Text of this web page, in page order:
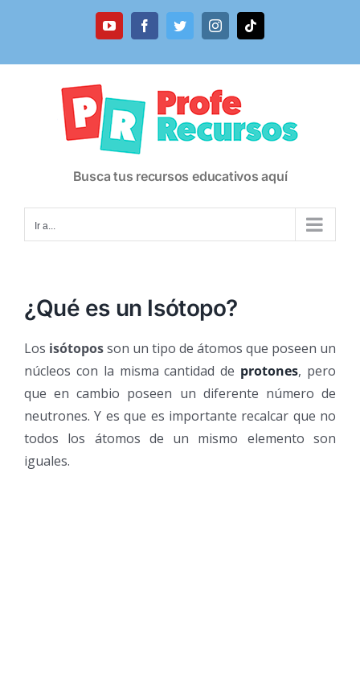
YouTubeFacebookTwitterInstagramTiktok
Busca tus recursos educativos aquí
Ir a...
¿Qué es un Isótopo?
Los isótoposson un tipo de átomos que poseen un
núcleos con la misma cantidad de protones, pero
que en cambio poseen un diferente número de
neutrones. Y es que es importante recalcar que no
todos los átomos de un mismo elemento son
iguales.